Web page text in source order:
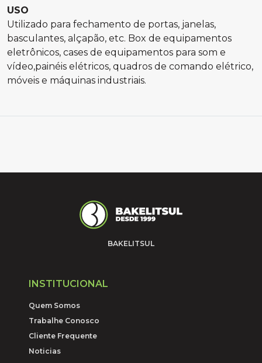
USO
Utilizado para fechamento de portas, janelas,
basculantes, alçapão, etc. Box de equipamentos
eletrônicos, cases de equipamentos para som e
vídeo,painéis elétricos, quadros de comando elétrico,
móveis e máquinas industriais.
BAKELITSUL
INSTITUCIONAL
Quem Somos
Trabalhe Conosco
Cliente Frequente
Noticias